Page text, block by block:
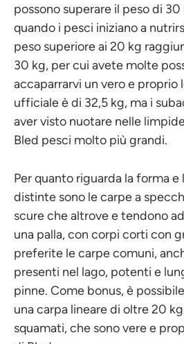
possono superare il peso di
quando i pesci iniziano a
peso superiore ai 20 kg
30 kg, per cui avete molte
accaparrarvi un vero e proprio
ufficiale è di 32,5 kg, ma i
aver visto nuotare nelle
Bled pesci molto più grandi.
Per quanto riguarda la forma
distinte sono le carpe a
scure che altrove e tendono
una palla, con corpi corti con
preferite le carpe comuni,
presenti nel lago, potenti e
pinne. Come bonus, è
una carpa lineare di oltre 20
squamati, che sono vere e